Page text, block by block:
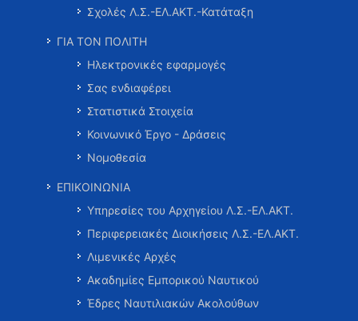
Σχολές Λ.Σ.-ΕΛ.ΑΚΤ.-Κατάταξη
ΓΙΑ ΤΟΝ ΠΟΛΙΤΗ
Ηλεκτρονικές εφαρμογές
Σας ενδιαφέρει
Στατιστικά Στοιχεία
Κοινωνικό Έργο - Δράσεις
Νομοθεσία
ΕΠΙΚΟΙΝΩΝΙΑ
Υπηρεσίες του Αρχηγείου Λ.Σ.-ΕΛ.ΑΚΤ.
Περιφερειακές Διοικήσεις Λ.Σ.-ΕΛ.ΑΚΤ.
Λιμενικές Αρχές
Ακαδημίες Εμπορικού Ναυτικού
Έδρες Ναυτιλιακών Ακολούθων